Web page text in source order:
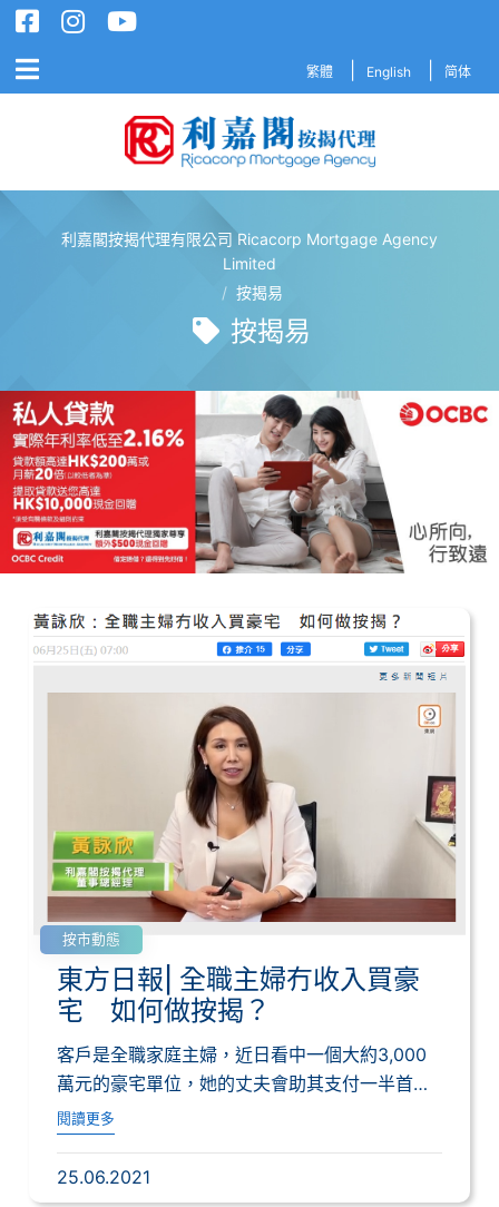
繁體 English 简体
利嘉閣按揭代理有限公司 Ricacorp Mortgage Agency
Limited
/ 按揭易
按揭易
按市動態
東方日報| 全職主婦冇收入買豪
宅 如何做按揭？
客戶是全職家庭主婦，近日看中一個大約3,000
萬元的豪宅單位，她的丈夫會助其支付一半首
期，...
閱讀更多
25.06.2021